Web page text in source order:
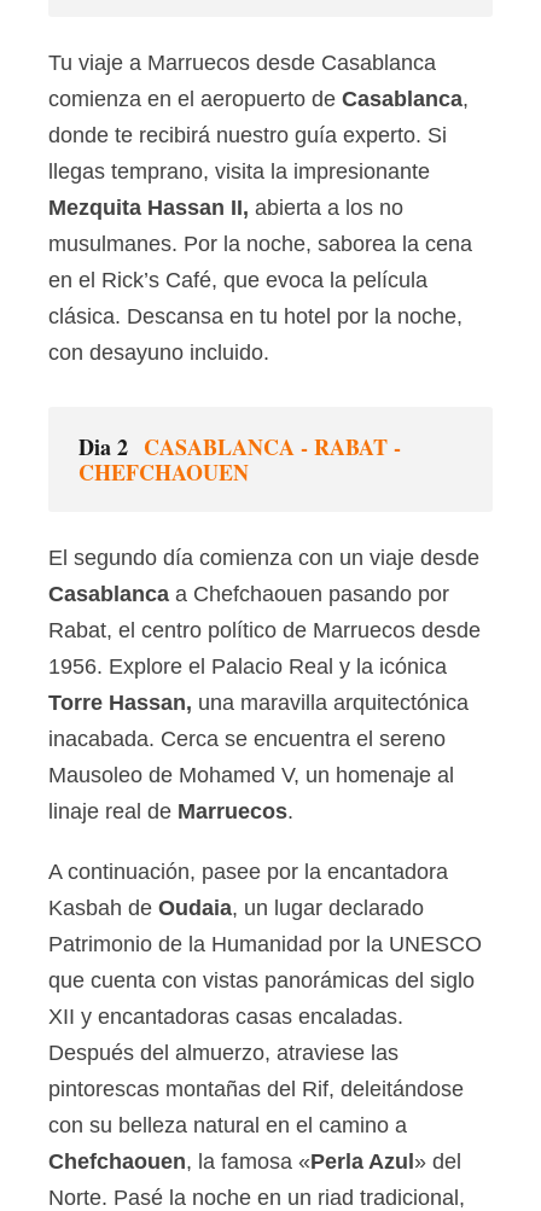
Tu viaje a Marruecos desde Casablanca
comienza en el aeropuerto de Casablanca,
donde te recibirá nuestro guía experto. Si
llegas temprano, visita la impresionante
Mezquita Hassan II, abierta a los no
musulmanes. Por la noche, saborea la cena
en el Rick’s Café, que evoca la película
clásica. Descansa en tu hotel por la noche,
con desayuno incluido.
Dia 2 CASABLANCA - RABAT -
CHEFCHAOUEN
El segundo día comienza con un viaje desde
Casablanca a Chefchaouen pasando por
Rabat, el centro político de Marruecos desde
1956. Explore el Palacio Real y la icónica
Torre Hassan, una maravilla arquitectónica
inacabada. Cerca se encuentra el sereno
Mausoleo de Mohamed V, un homenaje al
linaje real de Marruecos.
A continuación, pasee por la encantadora
Kasbah de Oudaia, un lugar declarado
Patrimonio de la Humanidad por la UNESCO
que cuenta con vistas panorámicas del siglo
XII y encantadoras casas encaladas.
Después del almuerzo, atraviese las
pintorescas montañas del Rif, deleitándose
con su belleza natural en el camino a
Chefchaouen, la famosa «Perla Azul» del
Norte. Pasé la noche en un riad tradicional,